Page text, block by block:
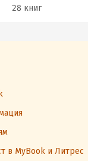
28 книг
в MyBook и Литрес